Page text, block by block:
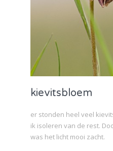
kievitsbloem
er stonden heel veel
ik isoleren van de rest.
was het licht mooi zacht.